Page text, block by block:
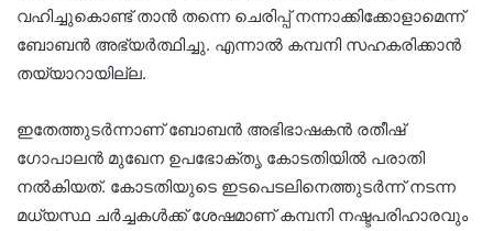
വഹിച്ചുകൊണ്ട് താൻ തന്നെ ചെരിപ്പ് നന്നാക്കിക്കോളാമെന്ന്
ബോബൻ അഭ്യർത്ഥിച്ചു. എന്നാൽ കമ്പനി സഹകരിക്കാൻ
തയ്യാറായില്ല.
ഇതേത്തുടർന്നാണ് ബോബൻ അഭിഭാഷകൻ രതീഷ്
ഗോപാലൻ മുഖേന ഉപഭോക്തൃ കോടതിയിൽ പരാതി
നൽകിയത്. കോടതിയുടെ ഇടപെടലിനെത്തുടർന്ന് നടന്ന
മധ്യസ്ഥ ചർച്ചകൾക്ക് ശേഷമാണ് കമ്പനി നഷ്ടപരിഹാരവും